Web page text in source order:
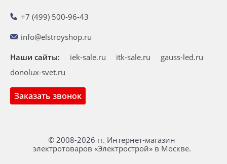
+7 (499) 500-96-43
info@elstroyshop.ru
Заказать звонок
Наши сайты: iek-sale.ru itk-sale.ru
gauss-led.ru
donolux-svet.ru
© 2008-2026 гг. Интернет-магазин
электротоваров «Электрострой» в Москве.